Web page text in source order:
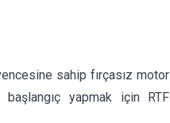
sahip fırçasız motor
​​yapmak için RTF